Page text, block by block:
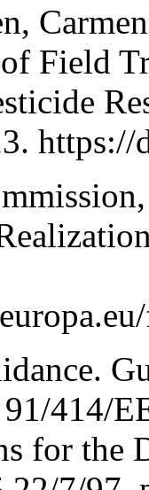
Field
414/
for the